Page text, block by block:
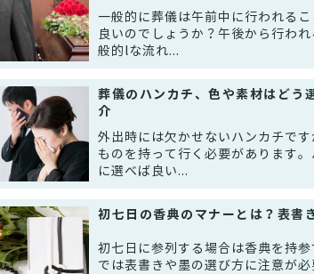
一般的に葬儀は午前中に行われる
良いのでしょうか？午後から行わ
般的lな流れ...
葬儀のハンカチ、色や素材はどう
介
外出時には欠かせないハンカチで
ものを持って行く必要があります
に選べば良い...
初七日の香典のマナーとは？表書
初七日に参列する場合は香典を持
では表書きや墨の選び方に注意が